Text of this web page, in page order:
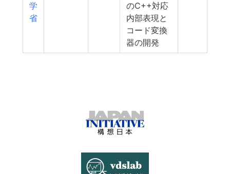
学
省
のC++対応
内部表現と
コード変換
器の開発